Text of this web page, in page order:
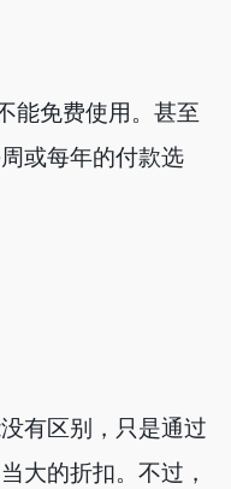
能免费使用。甚至
或每年的付款选
有区别，只是通过
大的折扣。不过，